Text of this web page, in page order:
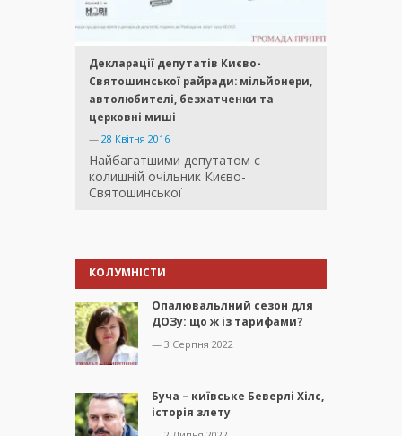
Декларації депутатів Києво-
Святошинської райради: мільйонери,
автолюбителі, безхатченки та
церковні миші
— 28 Квітня 2016
Найбагатшими депутатом є
колишній очільник Києво-
Святошинської
КОЛУМНІСТИ
Опалювальлний сезон для
ДОЗу: що ж із тарифами?
— 3 Серпня 2022
Буча – київське Беверлі Хілс,
історія злету